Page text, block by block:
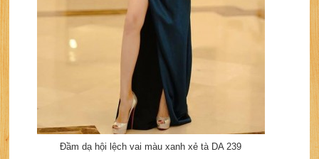
Đầm dạ hội lệch vai màu xanh xẻ tà DA 239